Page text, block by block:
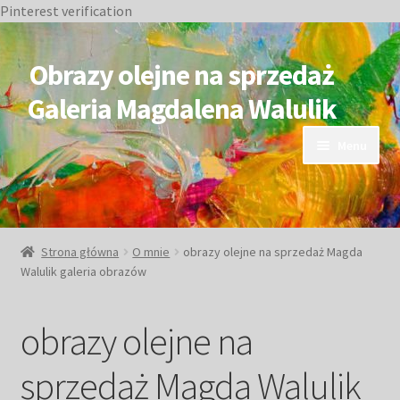
Pinterest verification
do
nawigacji
do
treści
Obrazy olejne na sprzedaż
Galeria Magdalena Walulik
OBRAZY DOSTĘPNE
Duże obrazy
Małe obrazy
Postacie
Strona główna O mnie
obrazy olejne na sprzedaż Magda
Walulik galeria obrazów
obrazy olejne na
sprzedaż Magda Walulik